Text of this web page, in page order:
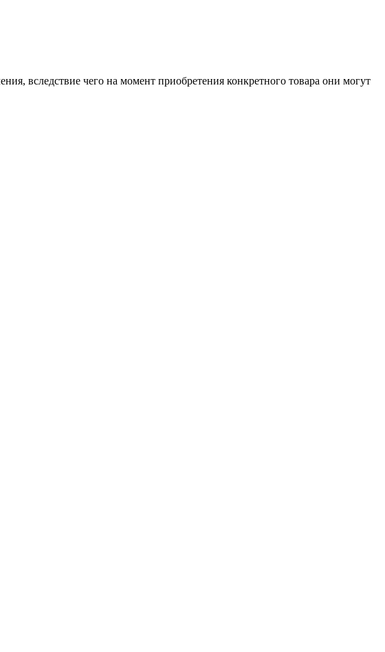
вследствие чего на момент приобретения конкретного товара они могут